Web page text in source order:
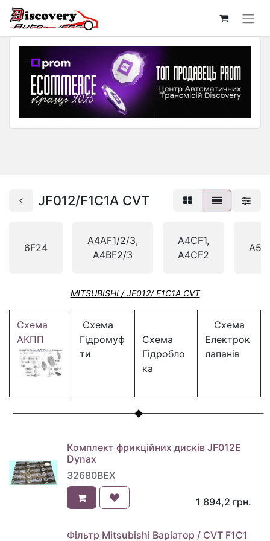
JF012/F1C1A CVT
6F24
A4AF1/2/3,
A4BF2/3
A4CF1,
A4CF2
MITSUBISHI / JF012/ F1C1A CVT
Схема
АКПП
Схема
Гідромуф
ти
Схема
Гідробло
ка
Схема
Електрок
лапанів
Комплект фрикційних дисків JF012E
Dynax
32680BEX
1 894,2 грн.
Фільтр Mitsubishi Варіатор / CVT F1C1